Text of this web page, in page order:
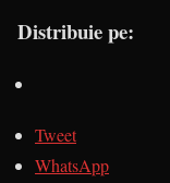
Distribuie pe:
Tweet
WhatsApp